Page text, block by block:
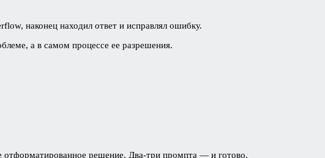
наконец находил ответ и исправлял ошибку.
а в самом процессе ее разрешения.
отформатированное решение. Два-три промпта — и готово.